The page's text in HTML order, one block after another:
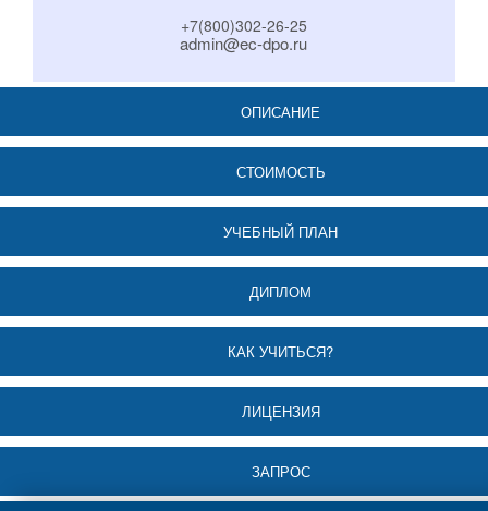
+7(800)302-26-25
admin@ec-dpo.ru
ОПИСАНИЕ
СТОИМОСТЬ
УЧЕБНЫЙ ПЛАН
ДИПЛОМ
КАК УЧИТЬСЯ?
ЛИЦЕНЗИЯ
ЗАПРОС